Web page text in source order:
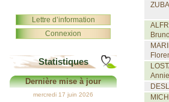
Annie
Lettre d’information
Connexion
Statistiques
Dernière mise à jour
mercredi 17 juin 2026